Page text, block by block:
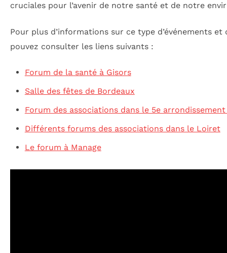
cruciales pour l’avenir de notre santé et de notre
Pour plus d’informations sur ce type d’événements et
pouvez consulter les liens suivants :
Forum de la santé à Gisors
Salle des fêtes de Bordeaux
Forum des associations dans le 5e arrondissement
Différents forums des associations dans le Loiret
Le forum à Manage